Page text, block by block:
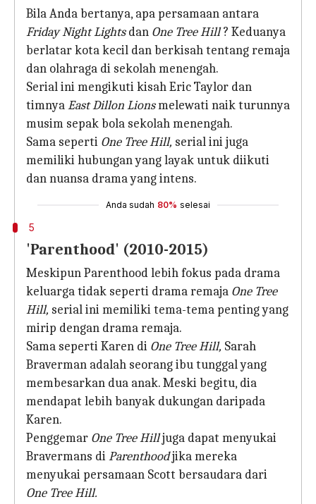
Bila Anda bertanya, apa persamaan antara
Friday Night Lightsdan One Tree Hill? Keduanya
berlatar kota kecil dan berkisah tentang remaja
dan olahraga di sekolah menengah.
Serial ini mengikuti kisah Eric Taylor dan
timnyaEast Dillon Lionsmelewati naik turunnya
musim sepak bola sekolah menengah.
Sama seperti One Tree Hill, serial ini juga
memiliki hubungan yang layak untuk diikuti
dan nuansa drama yang intens.
Anda sudah 80% selesai
5
'Parenthood' (2010-2015)
Meskipun Parenthood lebih fokus pada drama
keluarga tidak seperti drama remaja One Tree
Hill, serial ini memiliki tema-tema penting yang
mirip dengan drama remaja.
Sama seperti Karen di One Tree Hill, Sarah
Braverman adalah seorang ibu tunggal yang
membesarkan dua anak. Meski begitu, dia
mendapat lebih banyak dukungan daripada
Karen.
Penggemar One Tree Hilljuga dapat menyukai
Bravermans diParenthoodjika mereka
menyukai persamaan Scott bersaudara dari
One Tree Hill.